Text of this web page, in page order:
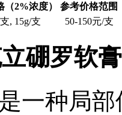
（2%浓度）
参考价格范围
, 15g/支 50-150元/支
硼罗软
一种局